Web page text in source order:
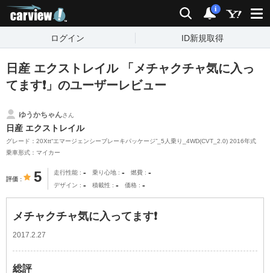
検索 通知
i
ログイン ID新規取得
日産 エクストレイル 「メチャクチャ気に入っ
てます❗」のユーザーレビュー
ゆうかちゃんさん
日産 エクストレイル
グレード：20Xtt“エマージェンシーブレーキパッケージ”_5人乗り_4WD(CVT_2.0) 2016年式
乗車形式：マイカー
評価 5 走行性能 - 乗り心地 - 燃費 -
デザイン - 積載性 - 価格 -
メチャクチャ気に入ってます❗
2017.2.27
総評